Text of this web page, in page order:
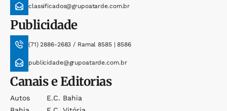
classificados@grupoatarde.com.br
Publicidade
(71) 2886-2683 / Ramal 8585 | 8586
publicidade@grupoatarde.com.br
Canais e Editorias
Autos
E.c. Bahia